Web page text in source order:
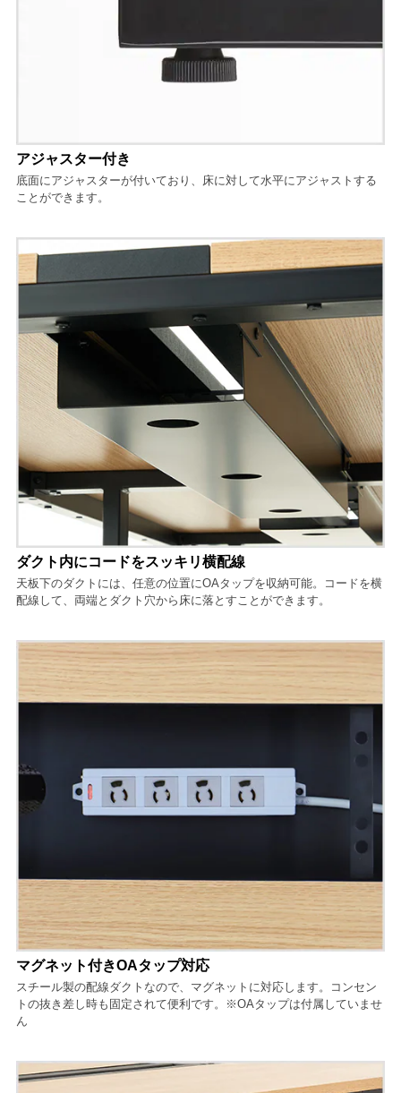
アジャスター付き
底面にアジャスターが付いており、床に対して水平にアジャストする
ことができます。
ダクト内にコードをスッキリ横配線
天板下のダクトには、任意の位置にOAタップを収納可能。コードを横
配線して、両端とダクト穴から床に落とすことができます。
マグネット付きOAタップ対応
スチール製の配線ダクトなので、マグネットに対応します。コンセン
トの抜き差し時も固定されて便利です。※OAタップは付属していませ
ん